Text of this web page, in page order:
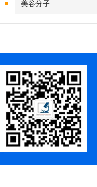
美谷分子